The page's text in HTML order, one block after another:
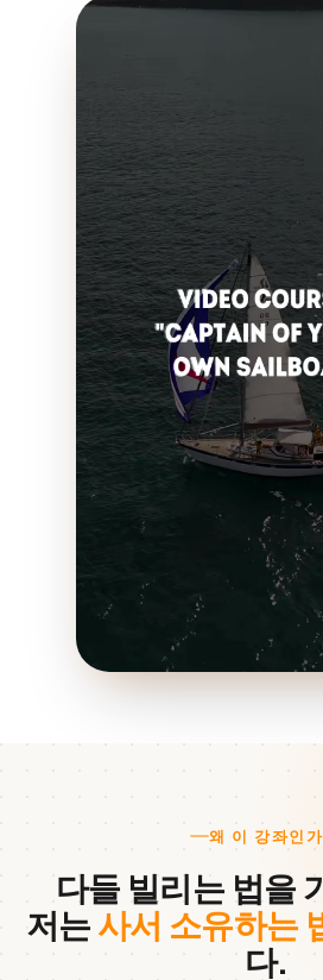
왜 이 강좌인가
다들 빌리는 법을
저는사서 소유하는
다.